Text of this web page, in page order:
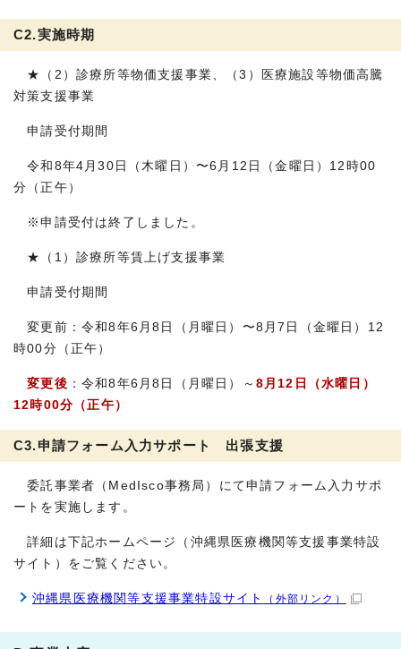
C2.実施時期
★（2）診療所等物価支援事業、（3）医療施設等物価高騰
対策支援事業
申請受付期間
令和8年4月30日（木曜日）〜6月12日（金曜日）12時00
分（正午）
※申請受付は終了しました。
★（1）診療所等賃上げ支援事業
申請受付期間
変更前：令和8年6月8日（月曜日）〜8月7日（金曜日）12
時00分（正午）
変更後 ：令和8年6月8日（月曜日）～ 8月12日（水曜日）
12時00分（正午）
C3.申請フォーム入力サポート 出張支援
委託事業者（MedIsco事務局）にて申請フォーム入力サポ
ートを実施します。
詳細は下記ホームページ（沖縄県医療機関等支援事業特設
サイト）をご覧ください。
沖縄県医療機関等支援事業特設サイト （外部リンク）